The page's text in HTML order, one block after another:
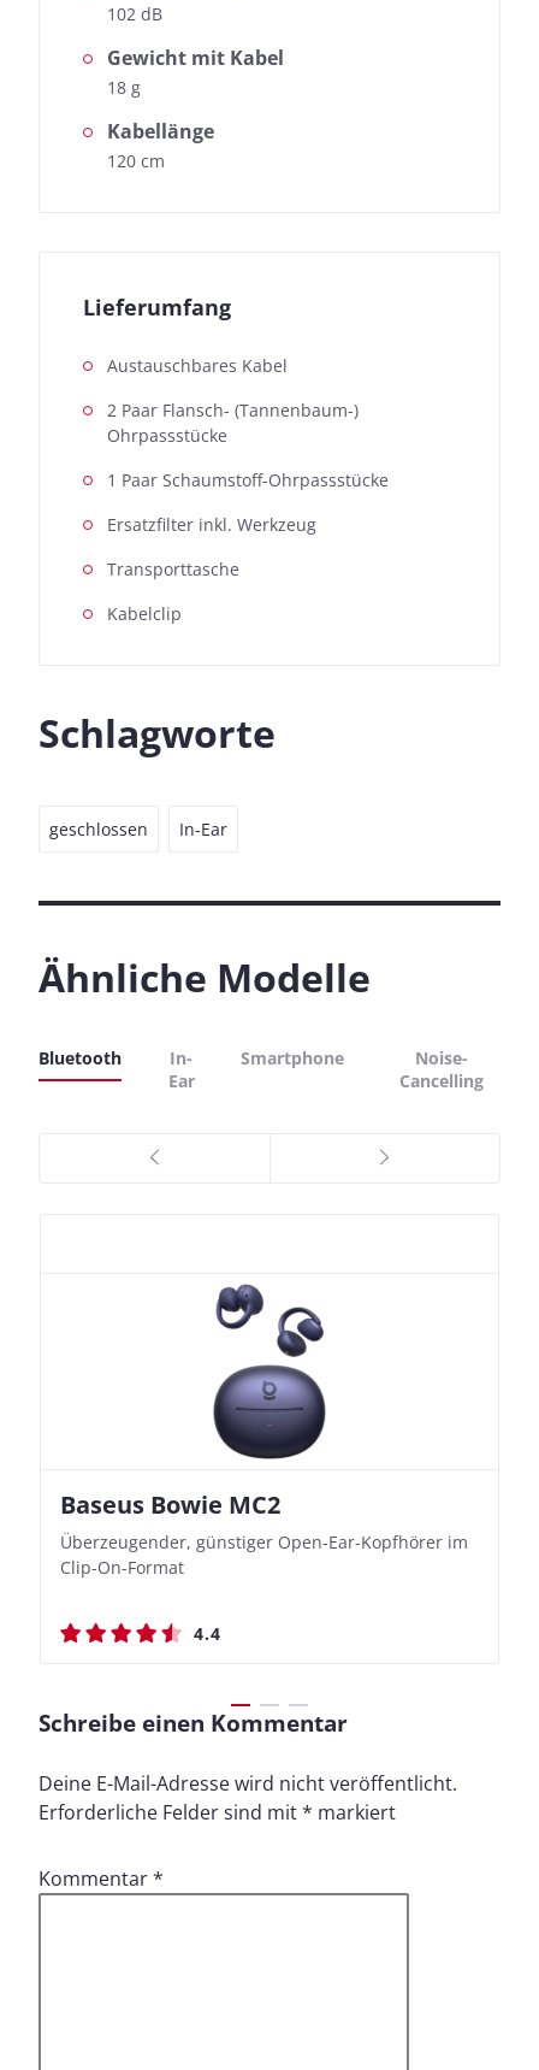
102 dB
Gewicht mit Kabel
18 g
Kabellänge
120 cm
Lieferumfang
Austauschbares Kabel
2 Paar Flansch- (Tannenbaum-)
Ohrpassstücke
1 Paar Schaumstoff-Ohrpassstücke
Ersatzfilter inkl. Werkzeug
Transporttasche
Kabelclip
Schlagworte
geschlossen In-Ear
Ähnliche Modelle
Bluetooth
In-
Ear
Smartphone
Noise-
Cancelling
Baseus Bowie MC2
Überzeugender, günstiger Open-Ear-Kopfhörer im
Clip-On-Format
4.4
Nothing Ear (3a)
Bassbetonte True Wireless In-Ears mit cleveren
Aufnahmefunktionen
4.4
JBL Live 780NC
Stylischer Over-Ear mit sattem Klang und
beeindruckender Ausdauer
4.5
JBL Live 780NC
Stylischer Over-Ear mit sattem Klang und
beeindruckender Ausdauer
4.5
Schreibe einen Kommentar
Deine E-Mail-Adresse wird nicht veröffentlicht.
Erforderliche Felder sind mit* markiert
Kommentar*